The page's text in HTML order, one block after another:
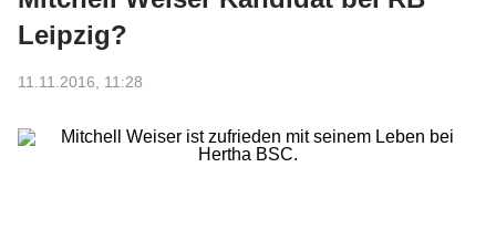
Leipzig?
11.11.2016, 11:28